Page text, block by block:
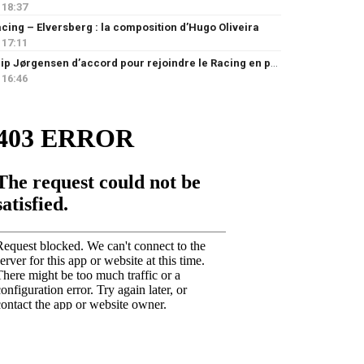
18:37
– Elversberg : la composition d’Hugo Oliveira
17:11
16:46